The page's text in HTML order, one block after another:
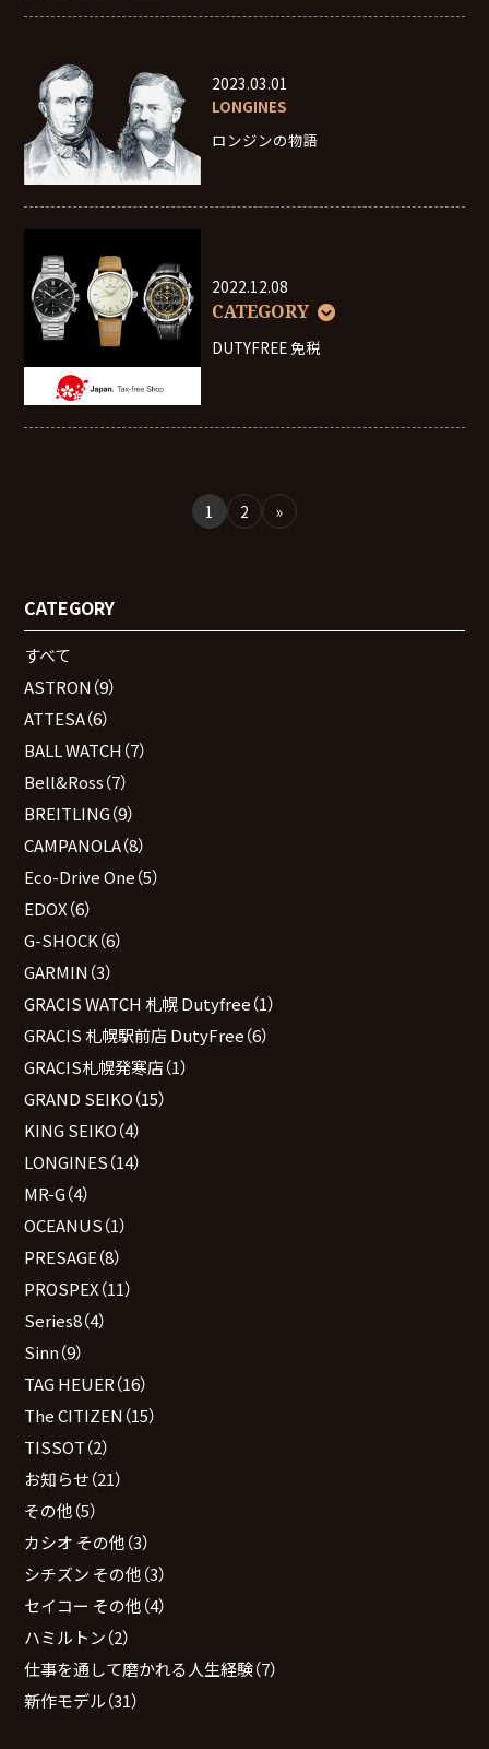
2023.03.01
LONGINES
ロンジンの物語
2022.12.08
CATEGORY
DUTYFREE 免税
1 2 »
CATEGORY
すべて
ASTRON （9）
ATTESA（6）
BALL WATCH （7）
Bell&Ross（7）
BREITLING（9）
CAMPANOLA（8）
Eco-Drive One（5）
EDOX（6）
G-SHOCK（6）
GARMIN （3）
GRACIS WATCH 札幌 Dutyfree（1）
GRACIS 札幌駅前店 DutyFree（6）
GRACIS札幌発寒店（1）
GRAND SEIKO（15）
KING SEIKO（4）
LONGINES（14）
MR-G（4）
OCEANUS（1）
PRESAGE（8）
PROSPEX（11）
Series8（4）
Sinn（9）
TAG HEUER（16）
The CITIZEN （15）
TISSOT（2）
お知らせ（21）
その他（5）
カシオ その他（3）
シチズン その他（3）
セイコー その他（4）
ハミルトン（2）
仕事を通して磨かれる人生経験（7）
新作モデル（31）